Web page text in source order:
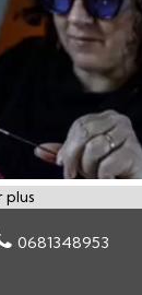
0681348953